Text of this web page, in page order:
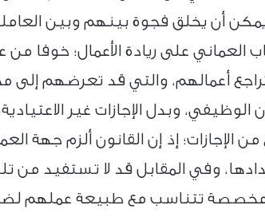
أن يخلق فجوة بينهم وبين
على ريادة الأعمال؛ خوفا
تراجع أعمالهم، والتي قد تعرضهم
الوظيفي، وبدل الإجازات غير
الإجازات؛ إذ إن القانون ألزم جهة
وفي المقابل قد لا تستفيد
تتناسب مع طبيعة عملهم